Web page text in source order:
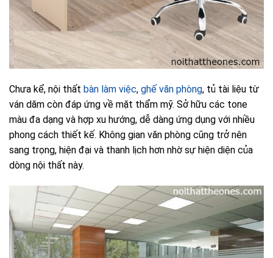
Chưa kể, nội thất bàn làm việc, ghế văn phòng, tủ tài liệu từ
ván dăm còn đáp ứng về mặt thẩm mỹ. Sở hữu các tone
màu đa dạng và hợp xu hướng, dễ dàng ứng dụng với nhiều
phong cách thiết kế. Không gian văn phòng cũng trở nên
sang trọng, hiện đại và thanh lịch hơn nhờ sự hiện diện của
dòng nội thất này.